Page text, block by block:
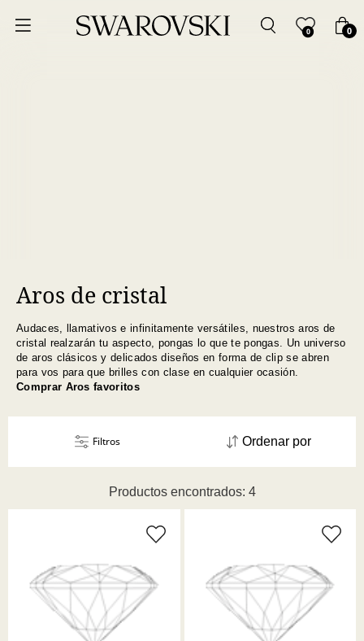
0 0
Aros de cristal
Audaces, llamativos e infinitamente versátiles, nuestros aros de
cristal realzarán tu aspecto, pongas lo que te pongas. Un universo
de aros clásicos y delicados diseños en forma de clip se abren
para vos para que brilles con clase en cualquier ocasión.
Comprar Aros favoritos
Productos encontrados: 4
Ordenar por
Ordenar por
Fecha de lanzamiento
Mejor descuento
Filtros